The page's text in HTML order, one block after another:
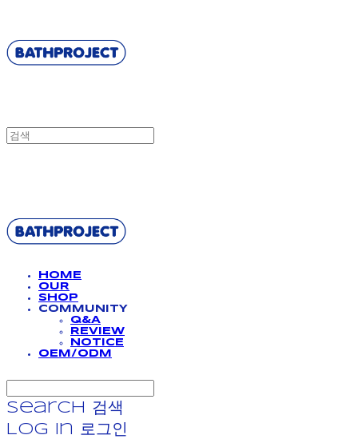
HOME
OUR
SHOP
COMMUNITY
Q&A
REVIEW
NOTICE
OEM/ODM
Search
검색
Log In
로그인